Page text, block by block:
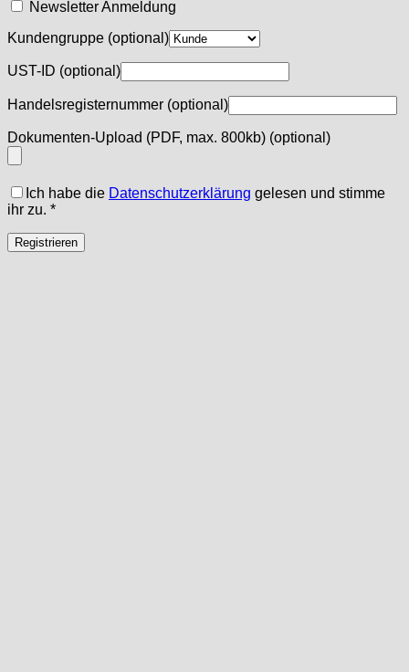
Newsletter Anmeldung
Kundengruppe (optional)
UST-ID (optional)
Handelsregisternummer (optional)
Dokumenten-Upload (PDF, max. 800kb) (optional)
Ich habe die Datenschutzerklärung gelesen und stimme
ihr zu. *
Registrieren